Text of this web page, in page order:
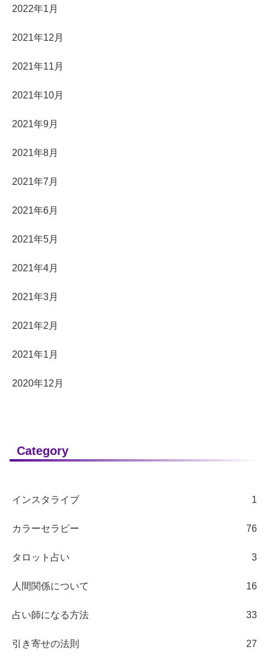
2022年1月
2021年12月
2021年11月
2021年10月
2021年9月
2021年8月
2021年7月
2021年6月
2021年5月
2021年4月
2021年3月
2021年2月
2021年1月
2020年12月
Category
インスタライブ 1
カラーセラピー 76
タロット占い 3
人間関係について 16
占い師になる方法 33
引き寄せの法則 27